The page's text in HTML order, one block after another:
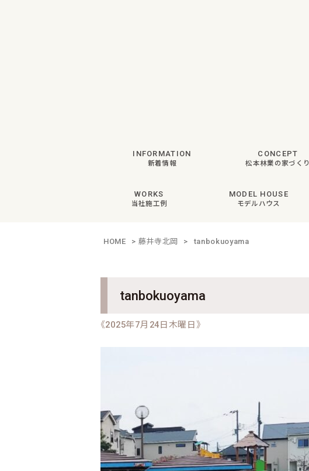
INFORMATION
新着情報
CONCEPT
松本林業の家づくり
WORKS
当社施工例
MODEL HOUSE
モデルハウス
HOME > 藤井寺北岡 > tanbokuoyama
tanbokuoyama
《2025年7月24日木曜日》